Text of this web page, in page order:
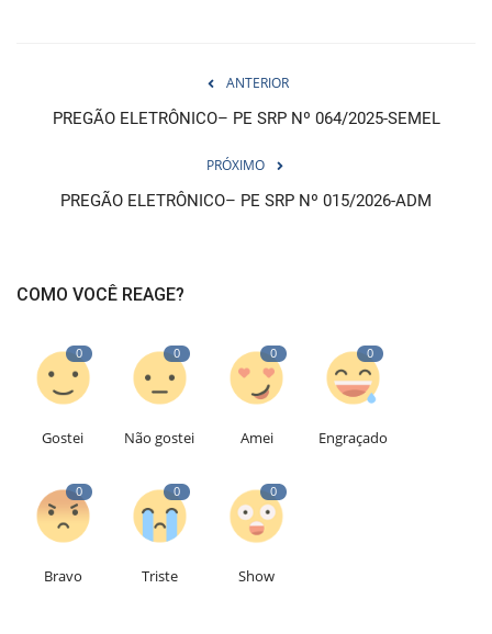
ANTERIOR
PREGÃO ELETRÔNICO– PE SRP Nº 064/2025-SEMEL
PRÓXIMO
PREGÃO ELETRÔNICO– PE SRP Nº 015/2026-ADM
COMO VOCÊ REAGE?
0
Gostei
0
Não gostei
0
Amei
0
Engraçado
0
Bravo
0
Triste
0
Show